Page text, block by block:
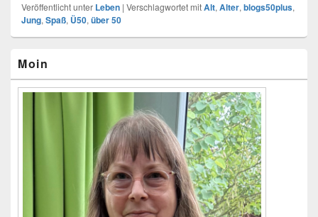
Veröffentlicht unter Leben | Verschlagwortet mitAlt,Alter,blogs50plus,
Jung,Spaß, Ü50,über 50
Seitenleisten-
Widgetbereich
Moin